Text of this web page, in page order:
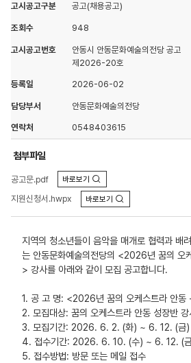
고시공고구분 공고(채용공고)
조회수 948
고시공고번호
안동시 안동문화예술의전당 공고
제2026-20호
등록일 2026-06-02
담당부서 안동문화예술의전당
연락처 0548403615
첨부파일
공고문.pdf
지원신청서.hwpx
지역의 청소년들이 음악을 매개로 협력과 배
는 안동문화예술의전당의 <2026년 꿈의 오
> 강사를 아래와 같이 모집 공고합니다.
1. 공 고 명: <2026년 꿈의 오케스트라 안동
2. 모집대상: 꿈의 오케스트라 안동 성장반 강
3. 모집기간: 2026. 6. 2. (화) ~ 6. 12. (금)
4. 접수기간: 2026. 6. 10. (수) ~ 6. 12. (
5. 접수방법: 방문 또는 메일 접수